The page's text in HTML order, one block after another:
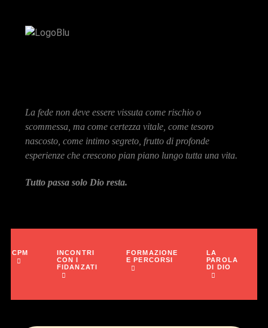
La fede non deve essere vissuta come rischio o
scommessa, ma come certezza vitale, come tesoro
nascosto, come intimo segreto, frutto di profonde
esperienze che crescono pian piano lungo tutta una vita.
Tutto passa solo Dio resta.
CPM
INCONTRI
CON I
FIDANZATI
FORMAZIONE
E PERCORSI
LA
PAROLA
DI DIO